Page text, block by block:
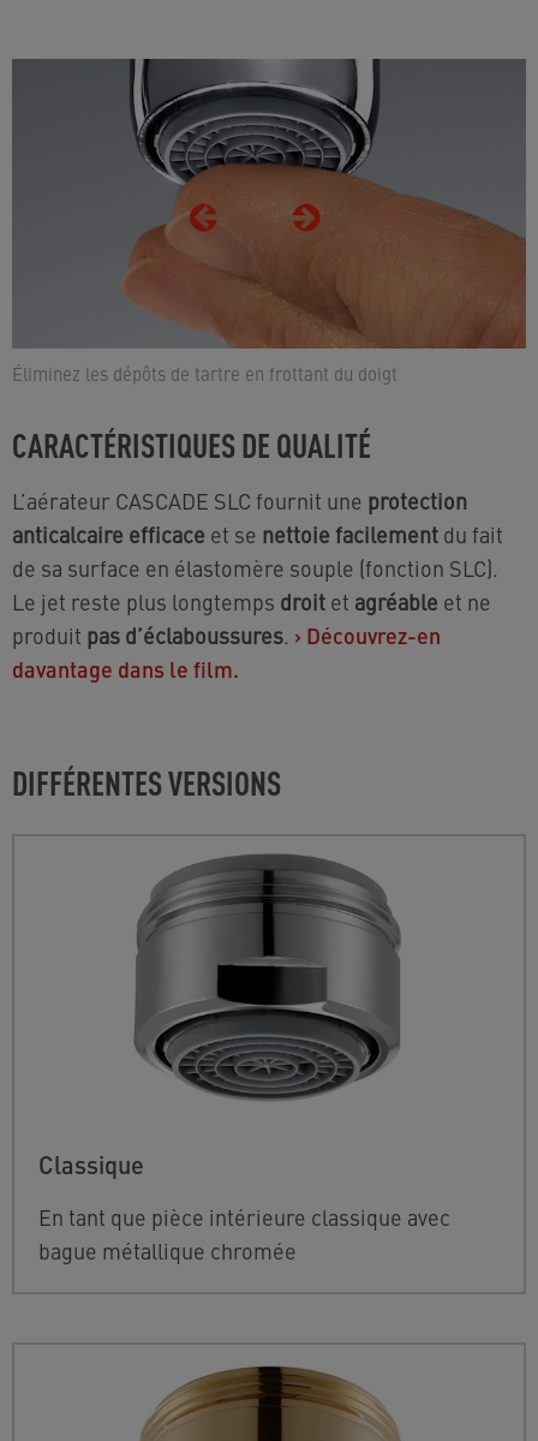
Éliminez les dépôts de tartre en frottant du doigt
CARACTÉRISTIQUES DE QUALITÉ
L’aérateur CASCADE SLC fournit une protection
anticalcaire efficace et se nettoie facilement du fait
de sa surface en élastomère souple (fonction SLC).
Le jet reste plus longtemps droit et agréable et ne
produit pas d’éclaboussures. › Découvrez-en
davantage dans le film.
DIFFÉRENTES VERSIONS
Classique
En tant que pièce intérieure classique avec
bague métallique chromée